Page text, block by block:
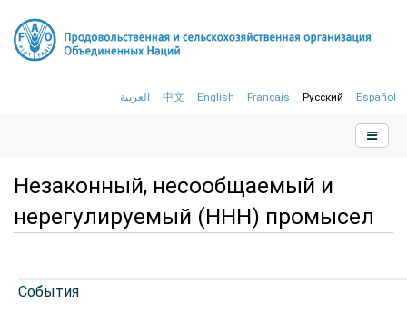
العربية 中文 English Français Русский Español
Незаконный, несообщаемый и
нерегулируемый (ННН) промысел
Cобытия